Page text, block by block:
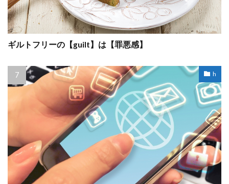
ギルトフリーの【guilt】は【罪悪感】
h